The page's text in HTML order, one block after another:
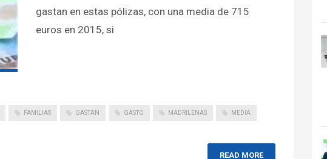
gastan en estas pólizas, con una media de 715
euros en 2015, si
FAMILIAS GASTAN GASTO MADRILENAS MEDIA
READ MORE